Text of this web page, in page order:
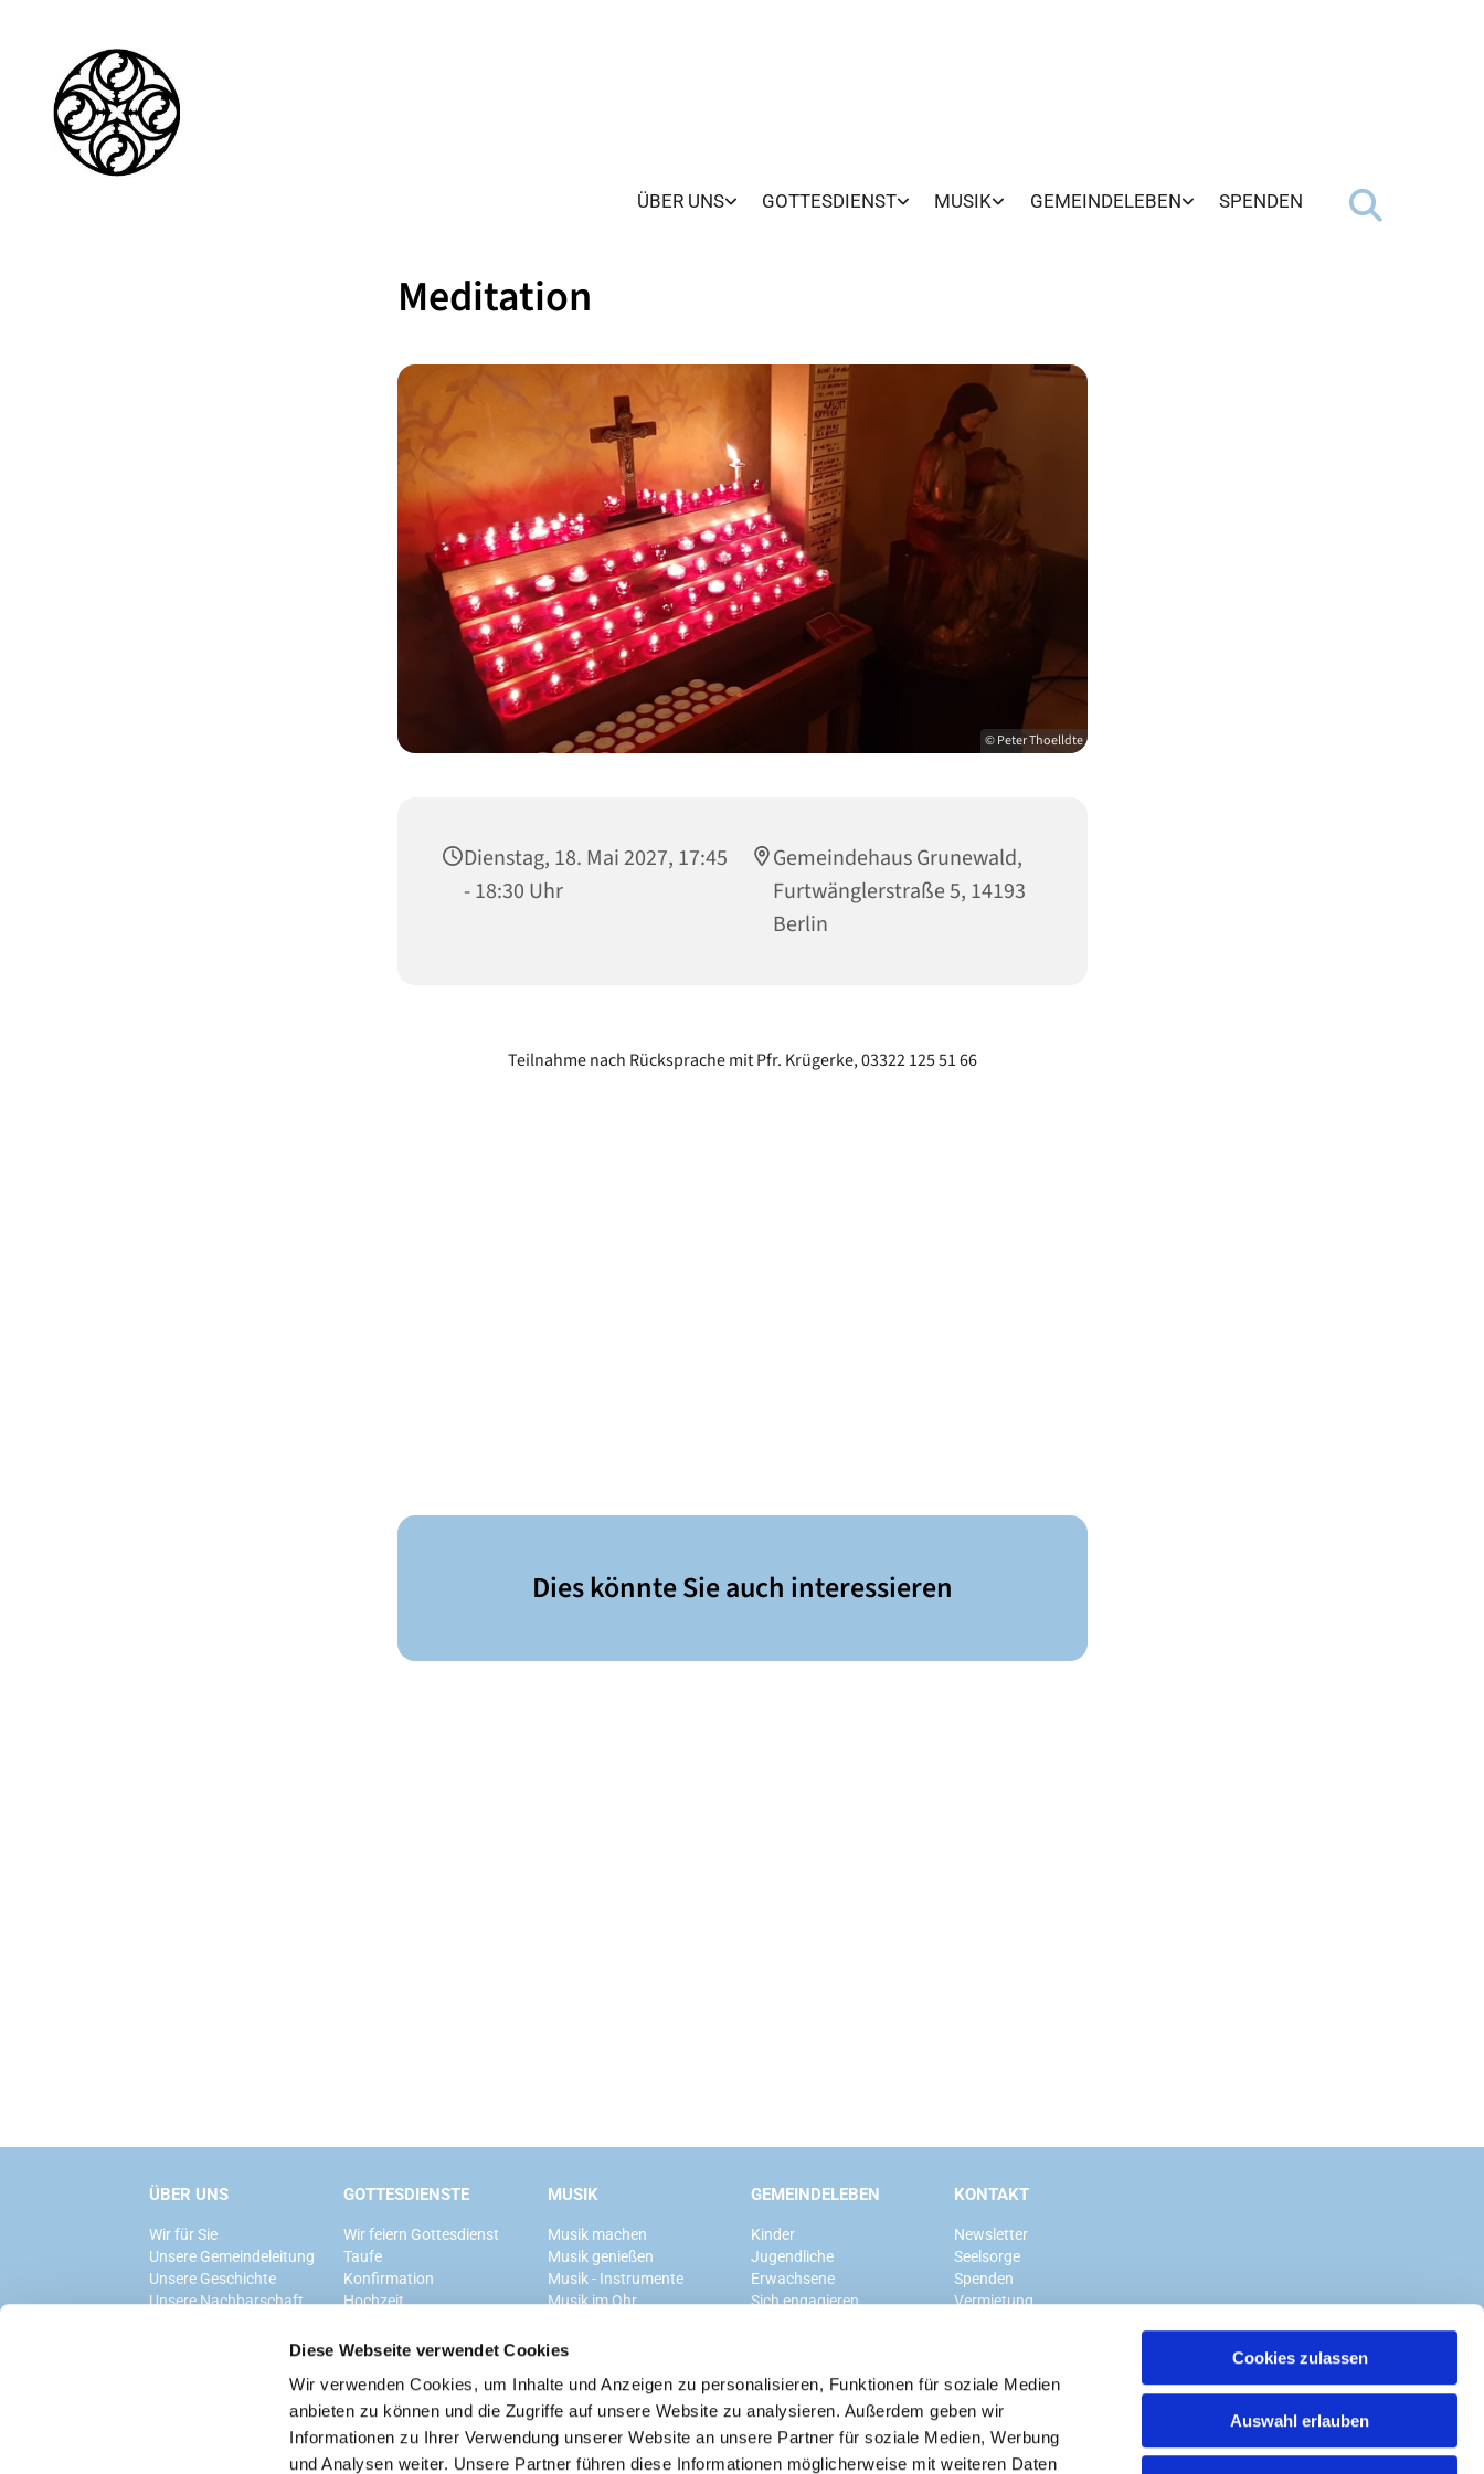
Diese Webseite verwendet Cookies
Wir verwenden Cookies, um Inhalte und Anzeigen zu personalisieren, Funktionen für soziale Medien
anbieten zu können und die Zugriffe auf unsere Website zu analysieren. Außerdem geben wir
Informationen zu Ihrer Verwendung unserer Website an unsere Partner für soziale Medien, Werbung
und Analysen weiter. Unsere Partner führen diese Informationen möglicherweise mit weiteren Daten
Cookies zulassen
Auswahl erlauben
ÜBER UNS GOTTESDIENST MUSIK GEMEINDELEBEN SPENDEN
Meditation
© Peter Thoelldte
Dienstag, 18. Mai 2027, 17:45
- 18:30 Uhr
Gemeindehaus Grunewald,
Furtwänglerstraße 5, 14193
Berlin
Teilnahme nach Rücksprache mit Pfr. Krügerke, 03322 125 51 66
Dies könnte Sie auch interessieren
ÜBER UNS
Wir für Sie
Unsere Gemeindeleitung
Unsere Geschichte
Unsere Nachbarschaft
GOTTESDIENSTE
Wir feiern Gottesdienst
Taufe
Konfirmation
Hochzeit
MUSIK
Musik machen
Musik genießen
Musik - Instrumente
Musik im Ohr
GEMEINDELEBEN
Kinder
Jugendliche
Erwachsene
Sich engagieren
KONTAKT
Newsletter
Seelsorge
Spenden
Vermietung
Ev. Kirchengemeinde Grunewald